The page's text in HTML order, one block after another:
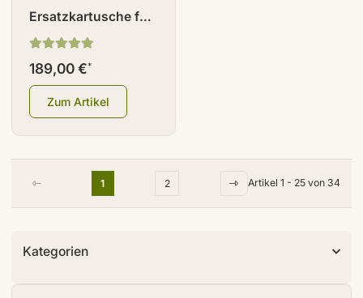
Ersatzkartusche für
Trinkwasser Filter
189,00 €*
Zum Artikel
Artikel 1 - 25 von 34
1 2
Kategorien